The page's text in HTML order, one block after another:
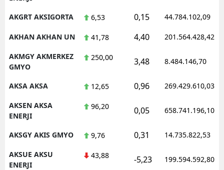
Nevşehir
Niğde
Sinop
AKGRT AKSIGORTA 6,53 0,15 44.784.102,09
AKHAN AKHAN UN 41,78 4,40 201.564.428,42
AKMGY AKMERKEZ
GMYO
250,00 3,48 8.484.146,70
AKSA AKSA 12,65 0,96 269.429.610,03
AKSEN AKSA
ENERJI
96,20 0,05 658.741.196,10
AKSGY AKIS GMYO 9,76 0,31 14.735.822,53
AKSUE AKSU
ENERJI
43,88 -5,23 199.594.592,80